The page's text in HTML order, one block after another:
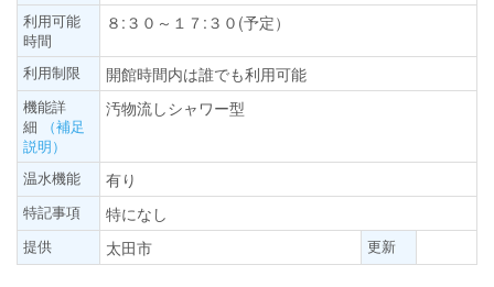
利用可能
時間
８:３０～１７:３０(予定）
利用制限 開館時間内は誰でも利用可能
機能詳
細
（補足
説明）
汚物流しシャワー型
温水機能 有り
特記事項 特になし
提供 太田市 更新